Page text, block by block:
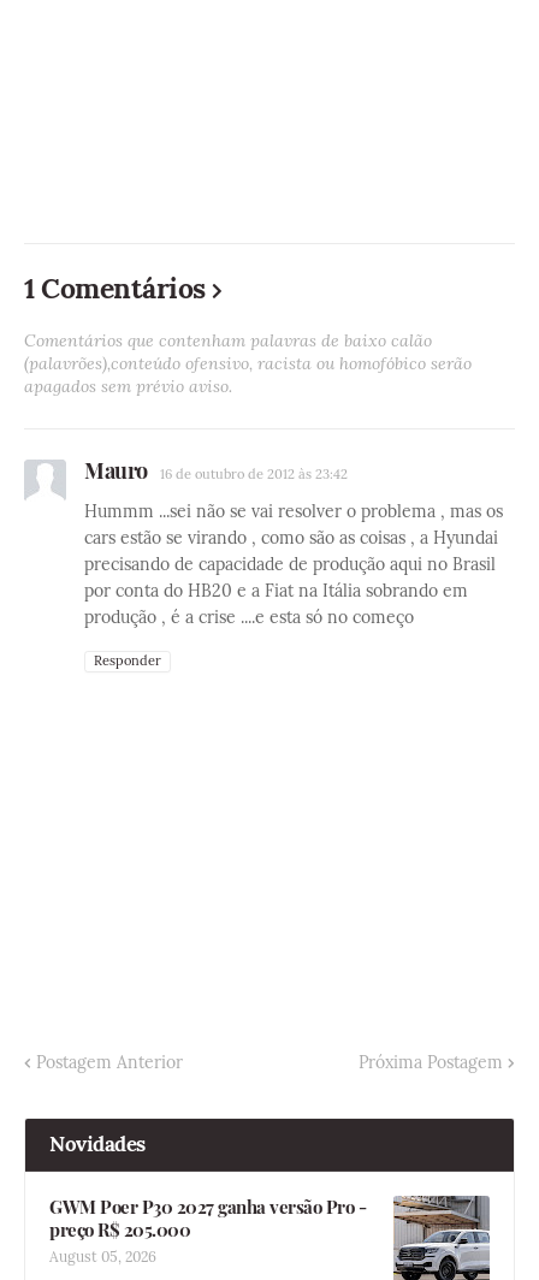
1 Comentários
Comentários que contenham palavras de baixo calão
(palavrões),conteúdo ofensivo, racista ou homofóbico serão
apagados sem prévio aviso.
Mauro 16 de outubro de 2012 às 23:42
Hummm ...sei não se vai resolver o problema , mas os
cars estão se virando , como são as coisas , a Hyundai
precisando de capacidade de produção aqui no Brasil
por conta do HB20 e a Fiat na Itália sobrando em
produção , é a crise ....e esta só no começo
Responder
Postagem Anterior Próxima Postagem
Novidades
GWM Poer P30 2027 ganha versão Pro -
preço R$ 205.000
August 05, 2026